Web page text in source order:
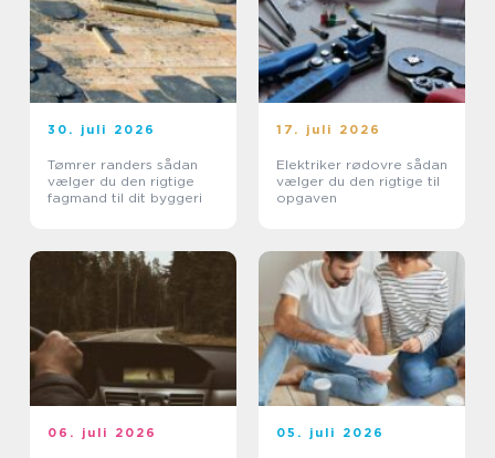
30. juli 2026
Tømrer randers sådan
vælger du den rigtige
fagmand til dit byggeri
17. juli 2026
Elektriker rødovre sådan
vælger du den rigtige til
opgaven
06. juli 2026 05. juli 2026